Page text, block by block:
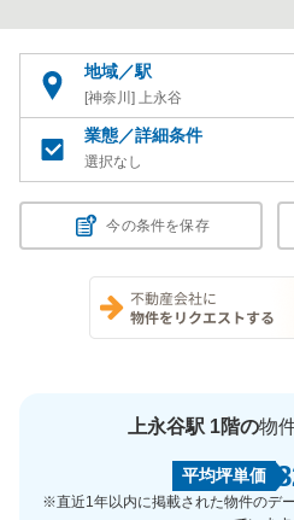
地域／駅
[神奈川] 上永谷
業態／詳細条件
選択なし
今の条件を保存
上永谷駅 1階の物
平均坪単価
※直近1年以内に掲載された物件のデ